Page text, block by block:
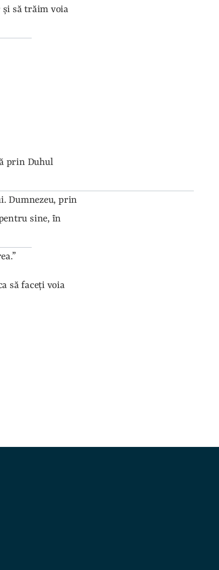
şi să trăim voia
prin Duhul
Dumnezeu, prin
sine, īn
să faceţi voia